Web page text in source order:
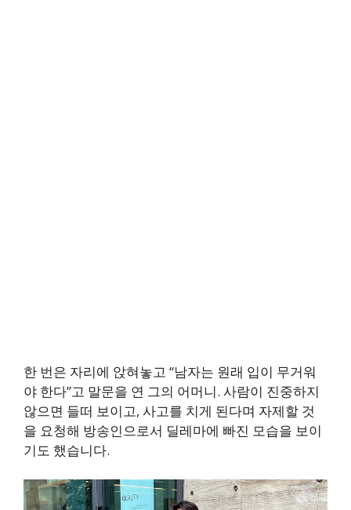
한 번은 자리에 앉혀놓고 “남자는 원래 입이 무거워
야 한다”고 말문을 연 그의 어머니. 사람이 진중하지
않으면 들떠 보이고, 사고를 치게 된다며 자제할 것
을 요청해 방송인으로서 딜레마에 빠진 모습을 보이
기도 했습니다.